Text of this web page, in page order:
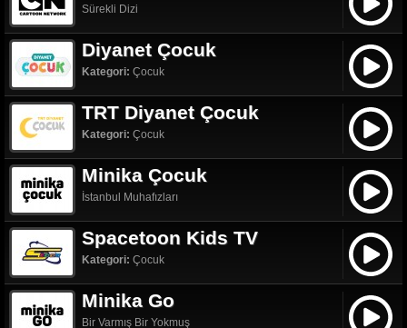
Sürekli Dizi
Diyanet Çocuk
Kategori: Çocuk
TRT Diyanet Çocuk
Kategori: Çocuk
Minika Çocuk
İstanbul Muhafızları
Spacetoon Kids TV
Kategori: Çocuk
Minika Go
Bir Varmış Bir Yokmuş